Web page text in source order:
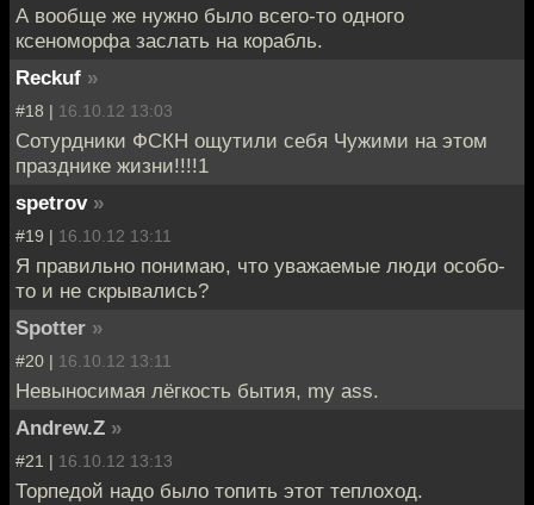
А вообще же нужно было всего-то одного
ксеноморфа заслать на корабль.
Reckuf »
#18 | 16.10.12 13:03
Сотурдники ФСКН ощутили себя Чужими на этом
празднике жизни!!!!1
spetrov »
#19 | 16.10.12 13:11
Я правильно понимаю, что уважаемые люди особо-
то и не скрывались?
Spotter »
#20 | 16.10.12 13:11
Невыносимая лёгкость бытия, my ass.
Andrew.Z »
#21 | 16.10.12 13:13
Торпедой надо было топить этот теплоход.